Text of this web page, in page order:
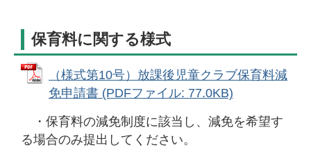
保育料に関する様式
（様式第10号）放課後児童クラブ保育料減
免申請書 (PDFファイル: 77.0KB)
・保育料の減免制度に該当し、減免を希望す
る場合のみ提出してください。